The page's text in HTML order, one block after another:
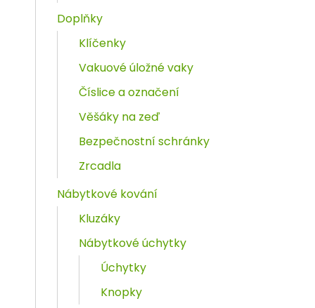
Doplňky
Klíčenky
Vakuové úložné vaky
Číslice a označení
Věšáky na zeď
Bezpečnostní schránky
Zrcadla
Nábytkové kování
Kluzáky
Nábytkové úchytky
Úchytky
Knopky